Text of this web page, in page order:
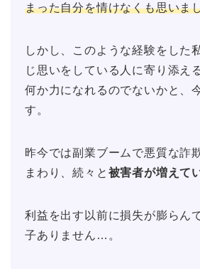
まった自分を情けなくも思いま
しかし、このような経験をした
じ思いをしている人に寄り添え
何か力になれるのでないかと、
す。
昨今では副業ブームで悪質な詐
まわり、続々と 被害者が増えて
利益を出す以前に損失が膨らん
子ありません…。